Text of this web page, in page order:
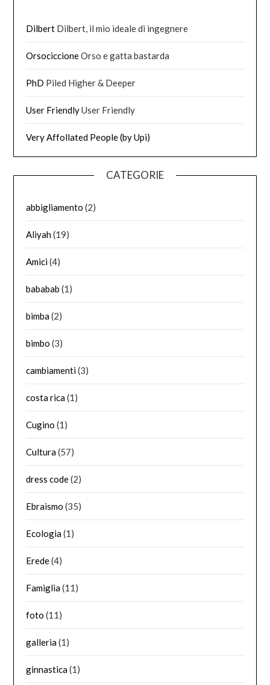
Dilbert Dilbert, il mio ideale di ingegnere
OrsociccioneOrso e gatta bastarda
PhD Piled Higher & Deeper
User FriendlyUser Friendly
Very Affollated People (by Upi)
CATEGORIE
abbigliamento (2)
Aliyah(19)
Amici(4)
bababab (1)
bimba(2)
bimbo (3)
cambiamenti(3)
costa rica(1)
Cugino (1)
Cultura(57)
dress code(2)
Ebraismo (35)
Ecologia(1)
Erede(4)
Famiglia(11)
foto (11)
galleria(1)
ginnastica(1)